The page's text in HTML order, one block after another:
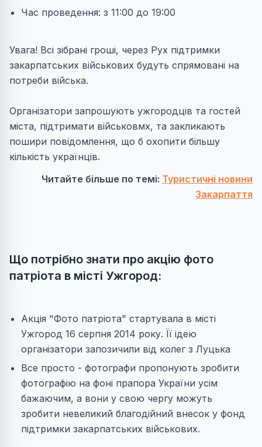
Час проведення: з 11:00 до 19:00
Увага! Всі зібрані гроші, через Рух підтримки
закарпатських військових будуть спрямовані на
потреби війська.
Організатори запрошують ужгородців та гостей
міста, підтримати військовмх, та закликають
пошири повідомлення, що б охопити більшу
кількість українців.
Читайте більше по темі: Туристичні новини
Закарпаття
Що потрібно знати про акцію фото
патріота в місті Ужгород:
Акція "Фото патріота" стартувала в місті
Ужгород 16 серпня 2014 року. Її ідею
організатори запозичили від колег з Луцька
Все просто - фотографи пропонують зробити
фотографію на фоні прапора України усім
бажаючим, а вони у свою чергу можуть
зробити невеликий благодійний внесок у фонд
підтримки закарпатських військових.